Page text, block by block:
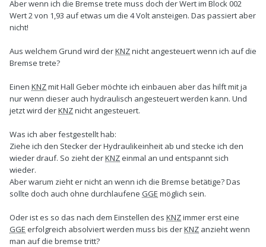
Aber wenn ich die Bremse trete muss doch der Wert im Block 002
Wert 2 von 1,93 auf etwas um die 4 Volt ansteigen. Das passiert aber
nicht!
Aus welchem Grund wird derKNZnicht angesteuert wenn ich auf die
Bremse trete?
Einen KNZmit Hall Geber möchte ich einbauen aber das hilft mit ja
nur wenn dieser auch hydraulisch angesteuert werden kann. Und
jetzt wird derKNZnicht angesteuert.
Was ich aber festgestellt hab:
Ziehe ich den Stecker der Hydraulikeinheit ab und stecke ich den
wieder drauf. So zieht derKNZ einmal an und entspannt sich
wieder.
Aber warum zieht er nicht an wenn ich die Bremse betätige? Das
sollte doch auch ohne durchlaufene GGE möglich sein.
Oder ist es so das nach dem Einstellen des KNZimmer erst eine
GGE erfolgreich absolviert werden muss bis derKNZ anzieht wenn
man auf die bremse tritt?